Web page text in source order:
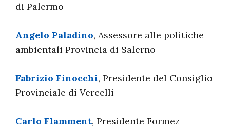
di Palermo
Angelo Paladino, Assessore alle politiche
ambientali Provincia di Salerno
Fabrizio Finocchi, Presidente del Consiglio
Provinciale di Vercelli
Carlo Flamment, Presidente Formez